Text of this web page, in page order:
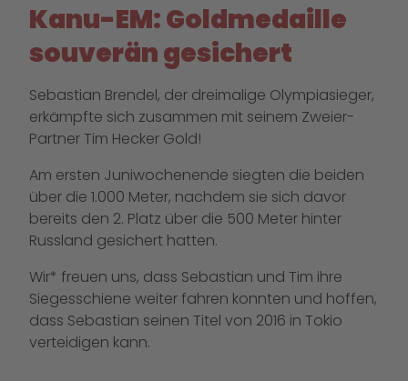
Kanu-EM: Goldmedaille
souverän gesichert
Sebastian Brendel, der dreimalige Olympiasieger,
erkämpfte sich zusammen mit seinem Zweier-
Partner Tim Hecker Gold!
Am ersten Juniwochenende siegten die beiden
über die 1.000 Meter, nachdem sie sich davor
bereits den 2. Platz über die 500 Meter hinter
Russland gesichert hatten.
Wir* freuen uns, dass Sebastian und Tim ihre
Siegesschiene weiter fahren konnten und hoffen,
dass Sebastian seinen Titel von 2016 in Tokio
verteidigen kann.